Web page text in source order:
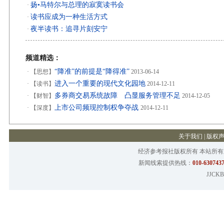
· 扬•马特尔与总理的寂寞读书会
· 读书应成为一种生活方式
· 夜半读书：追寻片刻安宁
频道精选：
· 【思想】 “降准”的前提是“降得准” 2013-06-14
·
【读书】 进入一个重要的现代文化园地 2014-12-11
·
【财智】 多券商交易系统故障 凸显服务管理不足 2014-12-05
·
【深度】 上市公司频现控制权争夺战 2014-12-11
关于我们 版权
经济参考报社版权所有 本站所
新闻线索提供热线： 010-